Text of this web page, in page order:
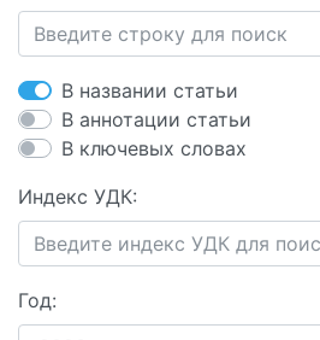
В названии статьи
В аннотации статьи
В ключевых словах
Индекс УДК:
Год: